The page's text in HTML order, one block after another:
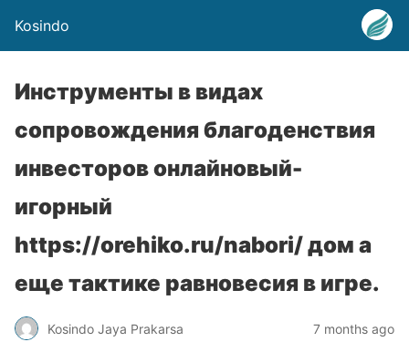
Kosindo
Инструменты в видах
сопровождения благоденствия
инвесторов онлайновый-
игорный
https://orehiko.ru/nabori/ дом а
еще тактике равновесия в игре.
Kosindo Jaya Prakarsa 7 months ago